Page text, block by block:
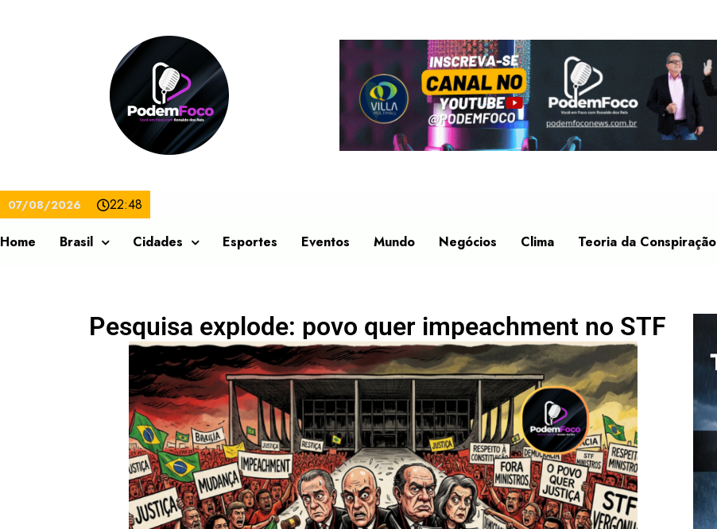
07/08/2026 22:48
Home Brasil Cidades Esportes Eventos Mundo Negócios Clima Teoria da Conspiração
Pesquisa explode: povo quer impeachment no STF